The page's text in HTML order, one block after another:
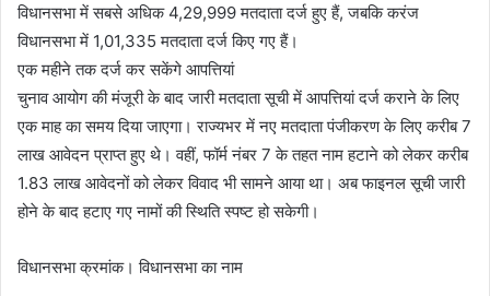
विधानसभा में सबसे अधिक 4,29,999 मतदाता दर्ज हुए हैं, जबकि करंज
विधानसभा में 1,01,335 मतदाता दर्ज किए गए हैं।
एक महीने तक दर्ज कर सकेंगे आपत्तियां
चुनाव आयोग की मंजूरी के बाद जारी मतदाता सूची में आपत्तियां दर्ज कराने के लिए
एक माह का समय दिया जाएगा। राज्यभर में नए मतदाता पंजीकरण के लिए करीब 7
लाख आवेदन प्राप्त हुए थे। वहीं, फॉर्म नंबर 7 के तहत नाम हटाने को लेकर करीब
1.83 लाख आवेदनों को लेकर विवाद भी सामने आया था। अब फाइनल सूची जारी
होने के बाद हटाए गए नामों की स्थिति स्पष्ट हो सकेगी।
विधानसभा क्रमांक। विधानसभा का नाम